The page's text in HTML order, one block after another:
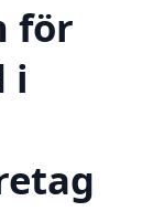
för
i